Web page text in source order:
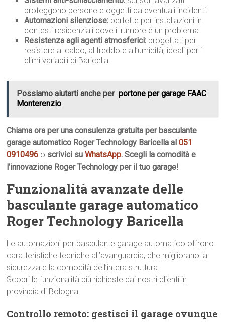
proteggono persone e oggetti da eventuali incidenti.
Automazioni silenziose: perfette per installazioni in
contesti residenziali dove il rumore è un problema.
Resistenza agli agenti atmosferici: progettati per
resistere al caldo, al freddo e all’umidità, ideali per i
climi variabili di Baricella.
Possiamo aiutarti anche per portone per garage FAAC
Monterenzio
Chiama ora per una consulenza gratuita per basculante
garage automatico Roger Technology Baricella al051
0910496 o scrivici suWhatsApp. Scegli la comodità e
l’innovazione Roger Technology per il tuo garage!
Funzionalità avanzate delle
basculante garage automatico
Roger Technology Baricella
Le automazioni per basculante garage automatico offrono
caratteristiche tecniche all’avanguardia, che migliorano la
sicurezza e la comodità dell’intera struttura.
Scopri le funzionalità più richieste dai nostri clienti in
provincia di Bologna.
Controllo remoto: gestisci il garage ovunque